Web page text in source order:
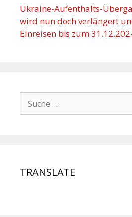
Ukraine-Aufenthalts-
wird nun doch verlängert
Einreisen bis zum
TRANSLATE